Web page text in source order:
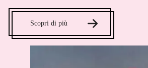
Scopri di più